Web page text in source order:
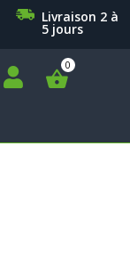
Livraison 2 à
5 jours
